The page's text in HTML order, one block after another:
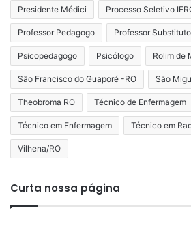
Presidente Médici Processo Seletivo
Professor Pedagogo Professor Substituto
Psicopedagogo Psicólogo Rolim de
São Francisco do Guaporé -RO São
Theobroma RO Técnico de Enfermagem
Técnico em Enfermagem Técnico em
Vilhena/RO
Curta nossa página